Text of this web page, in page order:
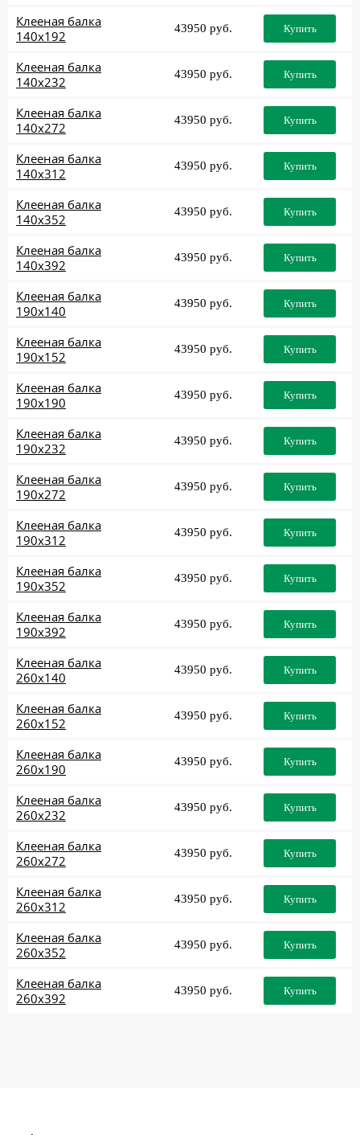
Клееная балка
140x192
43950 руб. Купить
Клееная балка
140x232
43950 руб. Купить
Клееная балка
140x272
43950 руб. Купить
Клееная балка
140x312
43950 руб. Купить
Клееная балка
140x352
43950 руб. Купить
Клееная балка
140x392
43950 руб. Купить
Клееная балка
190x140
43950 руб. Купить
Клееная балка
190x152
43950 руб. Купить
Клееная балка
190x190
43950 руб. Купить
Клееная балка
190x232
43950 руб. Купить
Клееная балка
190x272
43950 руб. Купить
Клееная балка
190x312
43950 руб. Купить
Клееная балка
190x352
43950 руб. Купить
Клееная балка
190x392
43950 руб. Купить
Клееная балка
260x140
43950 руб. Купить
Клееная балка
260x152
43950 руб. Купить
Клееная балка
260x190
43950 руб. Купить
Клееная балка
260x232
43950 руб. Купить
Клееная балка
260x272
43950 руб. Купить
Клееная балка
260x312
43950 руб. Купить
Клееная балка
260x352
43950 руб. Купить
Клееная балка
260x392
43950 руб. Купить